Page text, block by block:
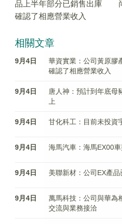
品上半年部分已銷售出庫
確認了相應營業收入
相關文章
9月4日
華資實業：公司黃原膠
確認了相應營業收入
9月4日
唐人神：預計到年底母
上
9月4日 甘化科工：目前未投資
9月4日 海馬汽車：海馬EX00
9月4日 美聯新材：公司EX產
9月4日
萬馬科技：公司與華為
交流與業務接洽